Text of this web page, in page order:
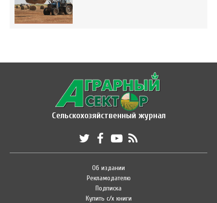
Сельскохозяйственный журнал
Об издании
Рекламодателю
Подписка
Купить с/х книги